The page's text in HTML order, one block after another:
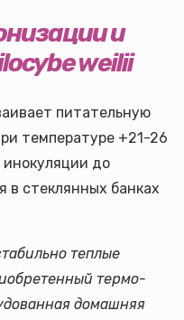
и
weilii
питательную
температуре +21-26
до
в стеклянных банках
теплые
термо-
домашняя